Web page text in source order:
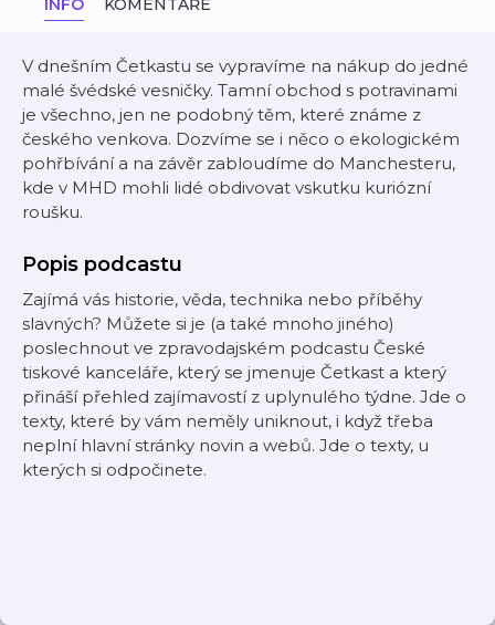
INFO KOMENTÁŘE
V dnešním Četkastu se vypravíme na nákup do jedné
malé švédské vesničky. Tamní obchod s potravinami
je všechno, jen ne podobný těm, které známe z
českého venkova. Dozvíme se i něco o ekologickém
pohřbívání a na závěr zabloudíme do Manchesteru,
kde v MHD mohli lidé obdivovat vskutku kuriózní
roušku.
Popis podcastu
Zajímá vás historie, věda, technika nebo příběhy
slavných? Můžete si je (a také mnoho jiného)
poslechnout ve zpravodajském podcastu České
tiskové kanceláře, který se jmenuje Četkast a který
přináší přehled zajímavostí z uplynulého týdne. Jde o
texty, které by vám neměly uniknout, i když třeba
neplní hlavní stránky novin a webů. Jde o texty, u
kterých si odpočinete.